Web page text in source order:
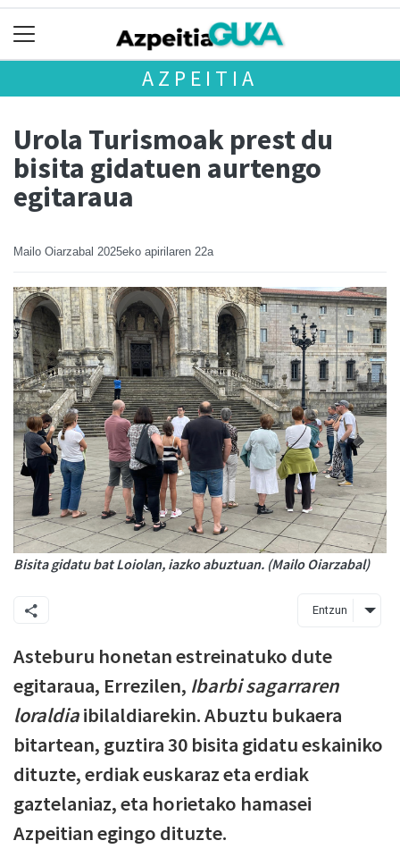
AZPEITIA
Urola Turismoak prest du
bisita gidatuen aurtengo
egitaraua
Mailo Oiarzabal 2025eko apirilaren 22a
Bisita gidatu bat Loiolan, iazko abuztuan. (Mailo Oiarzabal)
Entzun
Asteburu honetan estreinatuko dute
egitaraua, Errezilen, Ibarbi sagarraren
loraldiaibilaldiarekin. Abuztu bukaera
bitartean, guztira 30 bisita gidatu eskainiko
dituzte, erdiak euskaraz eta erdiak
gaztelaniaz, eta horietako hamasei
Azpeitian egingo dituzte.